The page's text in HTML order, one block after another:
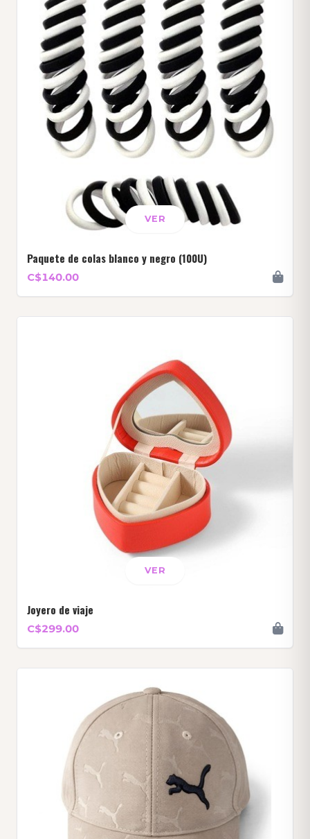
VER
Paquete de colas blanco y negro (100U)
C$140.00
VER
Joyero de viaje
C$299.00